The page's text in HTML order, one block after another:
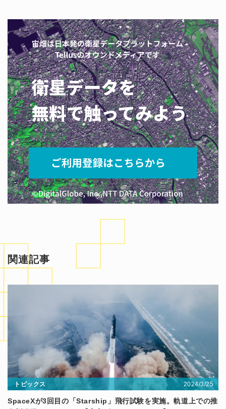
関連記事
トピックス 2024/3/25
SpaceXが3回目の「Starship」飛行試験を実施。軌道上での推